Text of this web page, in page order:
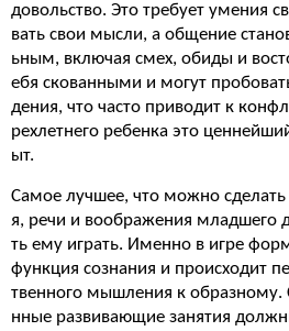
довольство. Это требует умения
вать свои мысли, а общение
ьным, включая смех, обиды и
ебя скованными и могут
дения, что часто приводит к
рехлетнего ребенка это
ыт.
Самое лучшее, что можно
я, речи и воображения младшего
ть ему играть. Именно в игре
функция сознания и происходит
твенного мышления к образному.
нные развивающие занятия